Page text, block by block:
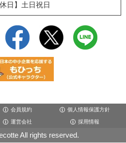
休日】土日祝日
会員規約 個人情報保護方針
運営会社 採用情報
All rights reserved.